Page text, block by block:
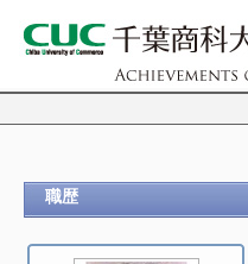
職歴